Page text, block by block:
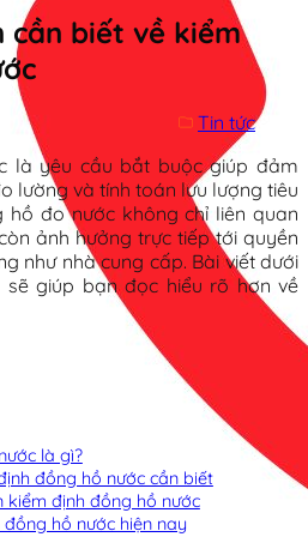
cần biết về kiểm
Tin tức
là yêu cầu bắt buộc giúp đảm
lường và tính toán lưu lượng tiêu
hồ đo nước không chỉ liên quan
ảnh hưởng trực tiếp tới quyền
như nhà cung cấp. Bài viết dưới
giúp bạn đọc hiểu rõ hơn về
là gì?
đồng hồ nước cần biết
kiểm định đồng hồ nước
hồ nước hiện nay